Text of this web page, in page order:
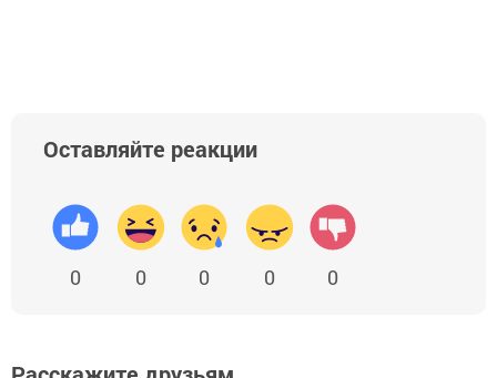
Оставляйте реакции
0 0 0 0 0